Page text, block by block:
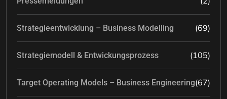
Strategieentwicklung – Business Modelling (69)
Strategiemodell & Entwickungsprozess (105)
Target Operating Models – Business Engineering(67)